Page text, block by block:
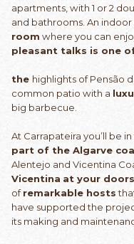
apartments, with 1 or 2
and bathrooms. An indoor
room where you can
pleasant talks is one
the highlights of Pensão
common patio with a
big barbecue.
At Carrapateira you’ll be
part of the Algarve
Alentejo and Vicentina
Vicentina at your
ofremarkable hosts
have supported the
its making and